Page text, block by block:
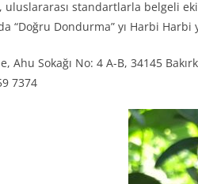
uluslararası standartlarla belgeli
“Doğru Dondurma” yı Harbi
Ahu Sokağı No: 4 A-B, 34145
7374